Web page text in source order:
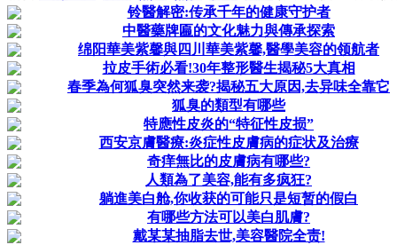
铃醫解密:传承千年的健康守护者
中醫藥牌匾的文化魅力與傳承探索
绵阳華美紫馨與四川華美紫馨,醫學美容的领航者
拉皮手術必看!30年整形醫生揭秘5大真相
春季為何狐臭突然来袭?揭秘五大原因,去异味全靠它
狐臭的類型有哪些
特應性皮炎的“特征性皮损”
西安京膚醫療:炎症性皮膚病的症状及治療
奇痒無比的皮膚病有哪些?
人類為了美容,能有多疯狂?
躺進美白舱,你收获的可能只是短暂的假白
有哪些方法可以美白肌膚?
戴某某抽脂去世,美容醫院全责!